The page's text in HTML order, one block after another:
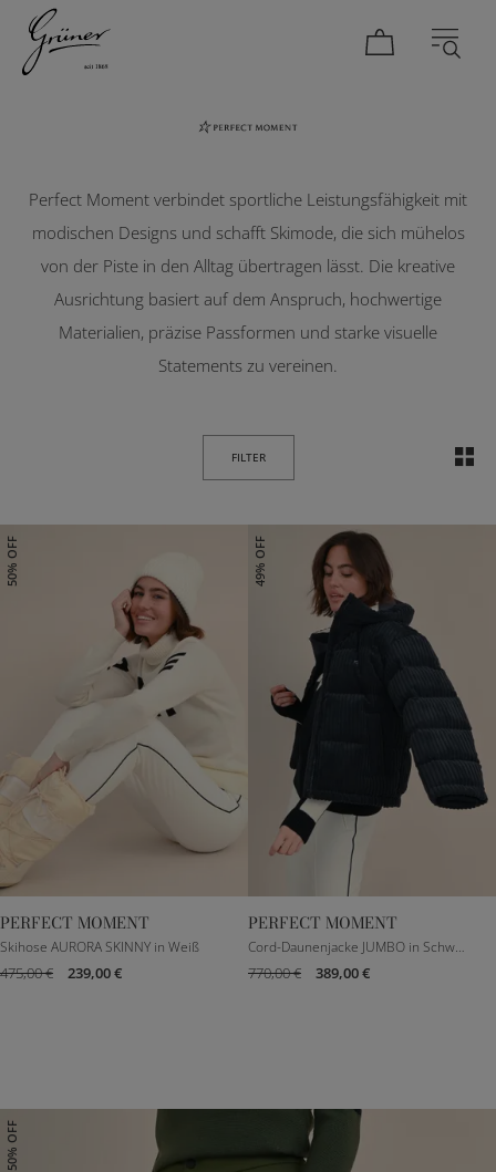
Perfect Moment
Perfect Moment verbindet sportliche Leistungsfähigkeit mit
modischen Designs und schafft Skimode, die sich mühelos
von der Piste in den Alltag übertragen lässt. Die kreative
Ausrichtung basiert auf dem Anspruch, hochwertige
Materialien, präzise Passformen und starke visuelle
Statements zu vereinen.
FILTER
50% OFF
PERFECT MOMENT
Skihose AURORA SKINNY in Weiß
475,00 € 239,00 €
49% OFF
PERFECT MOMENT
Cord-Daunenjacke JUMBO in Schwarz
770,00 € 389,00 €
50% OFF
HERREN